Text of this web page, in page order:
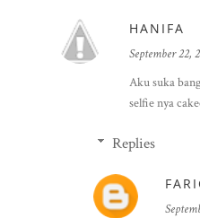
HANIFA
September 22,
Aku suka
selfie nya
Replies